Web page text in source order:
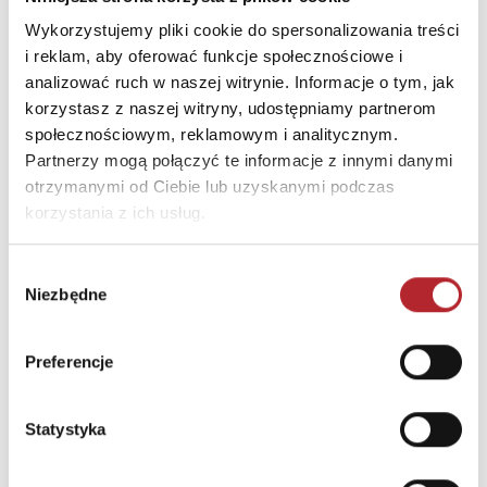
Wykorzystujemy pliki cookie do spersonalizowania treści
i reklam, aby oferować funkcje społecznościowe i
analizować ruch w naszej witrynie. Informacje o tym, jak
korzystasz z naszej witryny, udostępniamy partnerom
społecznościowym, reklamowym i analitycznym.
Partnerzy mogą połączyć te informacje z innymi danymi
otrzymanymi od Ciebie lub uzyskanymi podczas
korzystania z ich usług.
zgody
Niezbędne
Preferencje
Statystyka
E-mail
kontakt@wydawnictwoa
mber.pl
INNI KLIENCI KUPOWALI